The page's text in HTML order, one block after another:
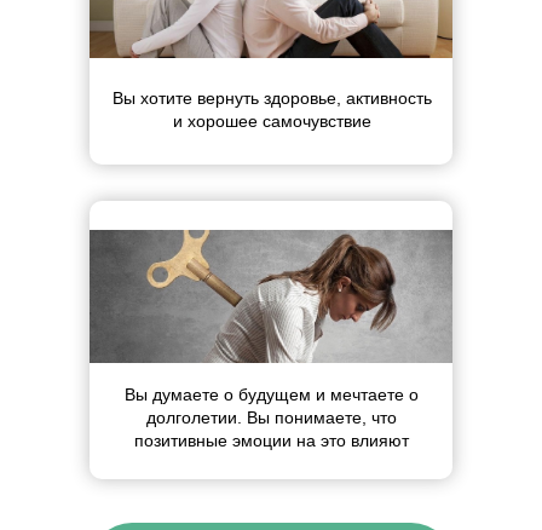
Вы хотите вернуть здоровье, активность
и хорошее самочувствие
Вы думаете о будущем и мечтаете о
долголетии. Вы понимаете, что
позитивные эмоции на это влияют